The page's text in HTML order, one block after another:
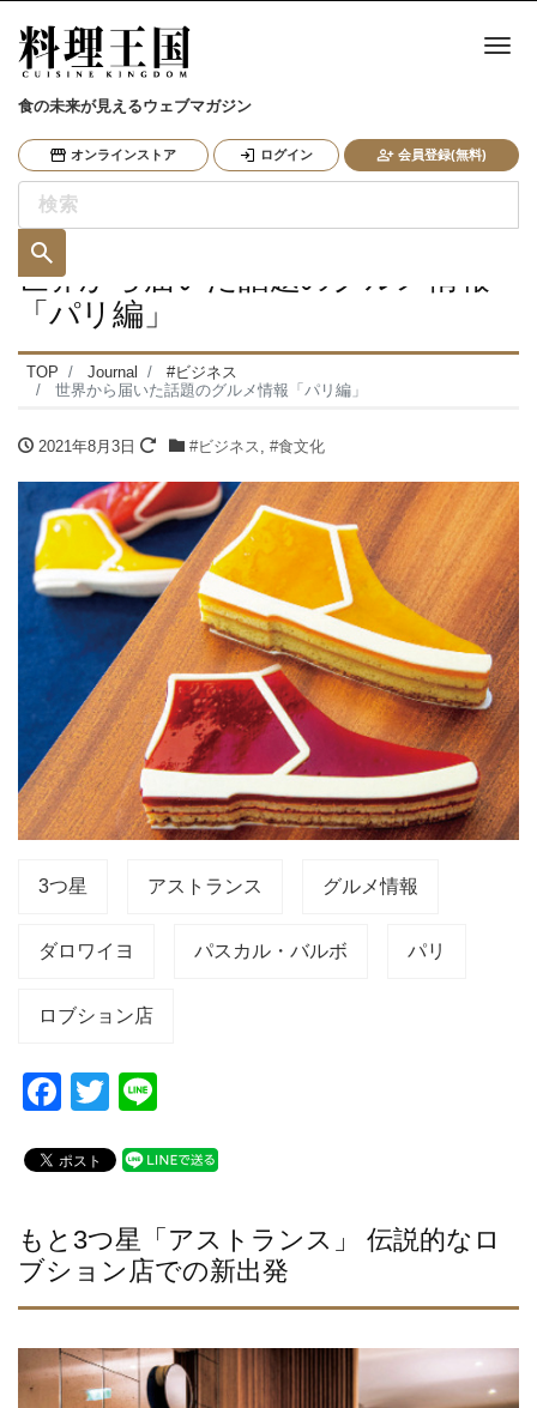
食の未来が見えるウェブマガジン
オンラインストア ログイン 会員登録(無料)
ナ
世界から届いた話題のグルメ情報
「パリ編」
TOP Journal
#ビジネス
世界から届いた話題のグルメ情報「パリ編」
2021年8月3日 #ビジネス, #食文化
3つ星 アストランス グルメ情報
ダロワイヨ パスカル・バルボ パリ
ロブション店
F
c
b
o
o
k
T
tt
e
もと3つ星「アストランス」 伝説的なロ
ブション店での新出発